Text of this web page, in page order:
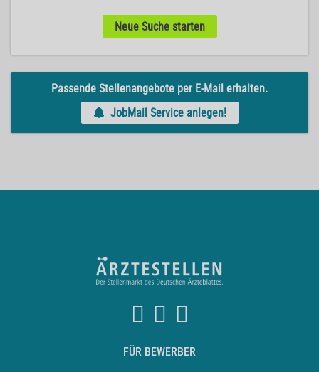
Neue Suche starten
Passende Stellenangebote per E-Mail erhalten.
JobMail Service anlegen!
FÜR BEWERBER